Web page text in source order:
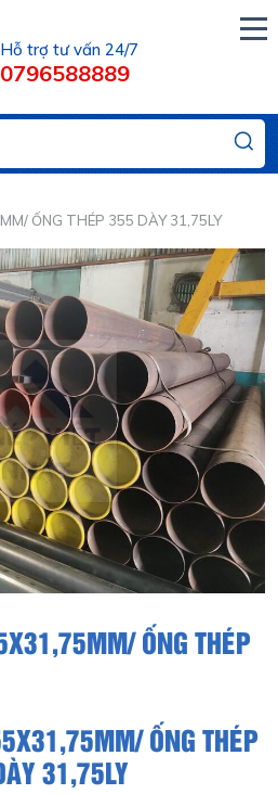
Hỗ trợ tư vấn 24/7
0796588889
ỐNG THÉP 355 DÀY 31,75LY
ỐNG THÉP
ỐNG THÉP
31,75LY